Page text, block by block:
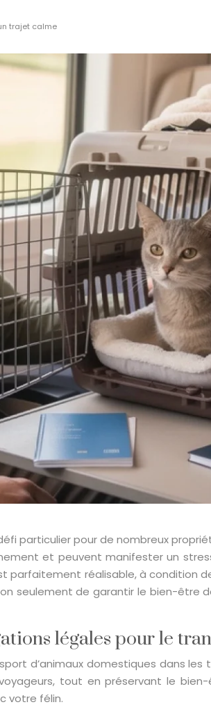
trajet calme
particulier pour de nombreux
et peuvent manifester un
réalisable, à condition
seulement de garantir le bien-être
légales pour le
d’animaux domestiques dans
tout en préservant le
votre félin.